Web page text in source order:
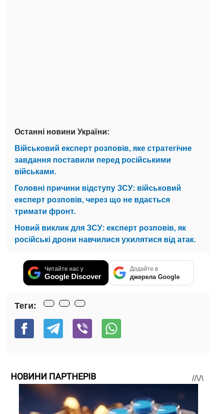
Останні новини України:
Військовий експерт розповів, яке стратегічне
завдання поставили перед російськими
військами.
Головні причини відступу ЗСУ: військовий
експерт розповів, через що не вдається
тримати фронт.
Новий виклик для ЗСУ: експерт розповів, як
російські дрони навчилися ухилятися від атак.
Читайте нас у
Google Discover
Додайте в
джерела Google
Теги:
НОВИНИ ПАРТНЕРІВ